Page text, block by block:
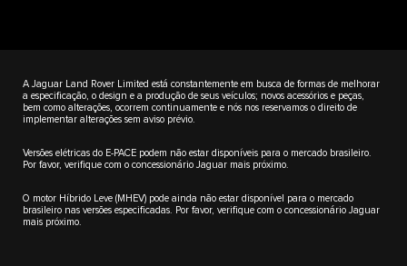
A Jaguar Land Rover Limited está constantemente em busca de formas de melhorar
a especificação, o design e a produção de seus veículos; novos acessórios e peças,
bem como alterações, ocorrem continuamente e nós nos reservamos o direito de
implementar alterações sem aviso prévio.
Versões elétricas do E-PACE podem não estar disponíveis para o mercado brasileiro.
Por favor, verifique com o concessionário Jaguar mais próximo.
O motor Híbrido Leve (MHEV) pode ainda não estar disponível para o mercado
brasileiro nas versões especificadas. Por favor, verifique com o concessionário Jaguar
mais próximo.